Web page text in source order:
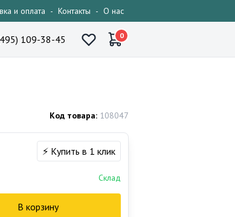
и оплата - Контакты - О нас
109-38-45 0
Код товара: 108047
⚡ Купить в 1 клик
Склад
В корзину